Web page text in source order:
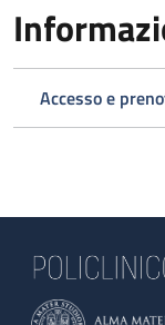
Accesso e